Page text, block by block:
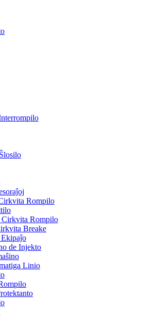
Rompilo
Cirkvita Rompilo
Breake
Ekipaĵo
de Injekto
Linio